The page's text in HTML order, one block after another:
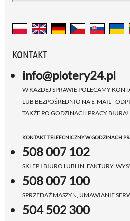
KONTAKT
info@plotery24.pl
W KAŻDEJ SPRAWIE POLECAMY
LUB BEZPOŚREDNIO NA E-MAIL -
TAKŻE PO GODZINACH PRACY BIURA!
KONTAKT TELEFONICZNY W GODZINACH
508 007 102
SKLEP I BIURO LUBLIN, FAKTURY,
508 007 100
SPRZEDAŻ MASZYN, UMAWIANIE
504 502 300